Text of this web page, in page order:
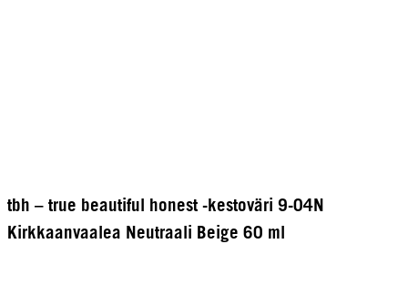
tbh – true beautiful honest -kestoväri 9-04N
Kirkkaanvaalea Neutraali Beige 60 ml